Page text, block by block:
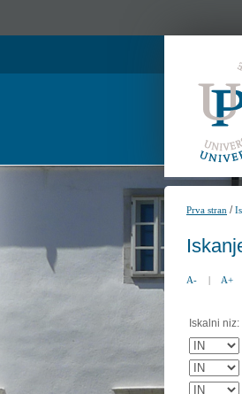
Prva stran /
A- | A+
Iskalni niz: